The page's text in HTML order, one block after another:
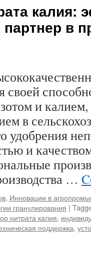
в
своей
и калием,
в
удобрения
и
…
, Инновации в
гранулирования |
нитрата калия,
поддержка,